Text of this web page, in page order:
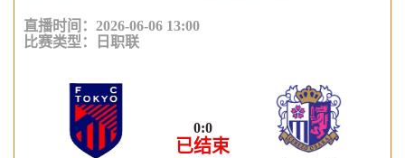
直播时间：2026-06-06 13:00
比赛类型：
日职联
0:0
已结束